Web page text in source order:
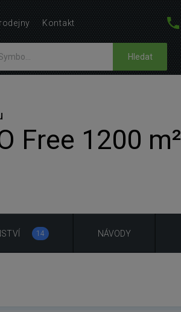
Hledat
Free 1200 m²
14 NÁVODY
Kontakt